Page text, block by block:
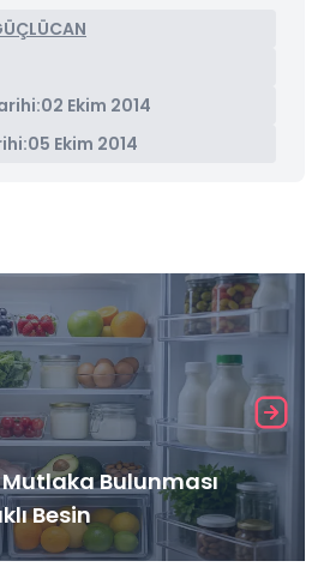
02 Ekim 2014
05 Ekim 2014
Mutlaka Bulunması
Besin